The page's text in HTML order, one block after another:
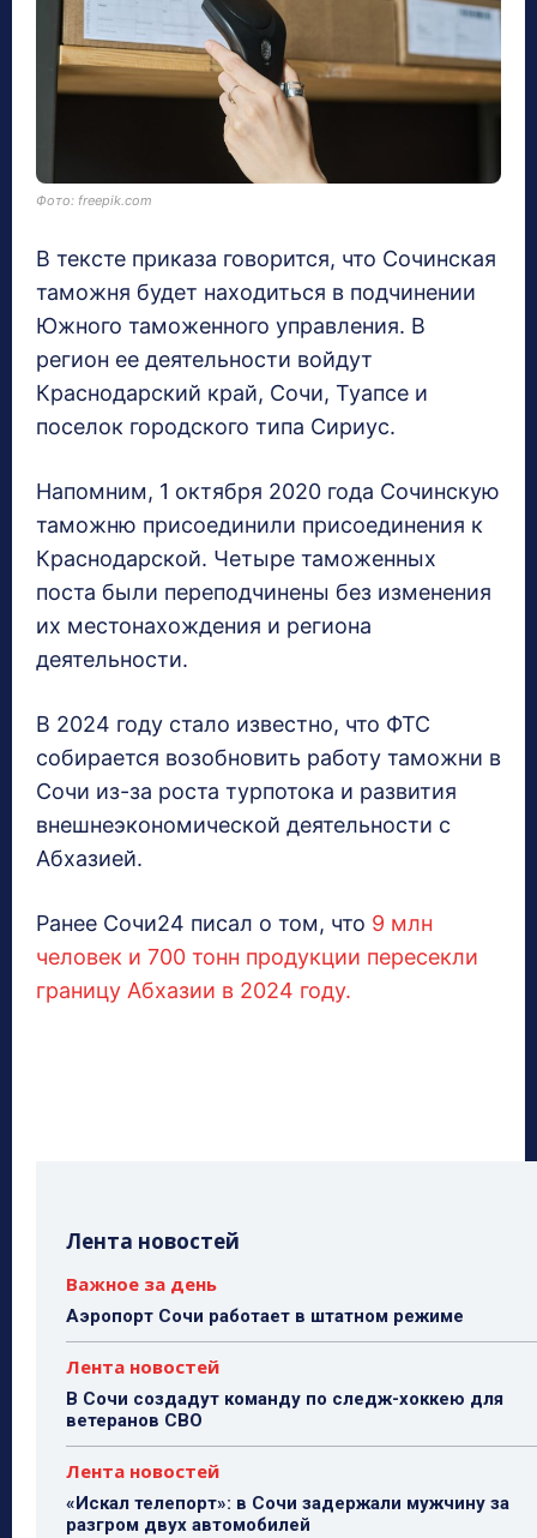
Фото: freepik.com
В тексте приказа говорится, что Сочинская
таможня будет находиться в подчинении
Южного таможенного управления. В
регион ее деятельности войдут
Краснодарский край, Сочи, Туапсе и
поселок городского типа Сириус.
Напомним, 1 октября 2020 года Сочинскую
таможню присоединили присоединения к
Краснодарской. Четыре таможенных
поста были переподчинены без изменения
их местонахождения и региона
деятельности.
В 2024 году стало известно, что ФТС
собирается возобновить работу таможни в
Сочи из-за роста турпотока и развития
внешнеэкономической деятельности с
Абхазией.
Ранее Сочи24 писал о том, что 9 млн
человек и 700 тонн продукции пересекли
границу Абхазии в 2024 году.
Лента новостей
Важное за день
Аэропорт Сочи работает в штатном режиме
Лента новостей
В Сочи создадут команду по следж-хоккею для
ветеранов СВО
Лента новостей
«Искал телепорт»: в Сочи задержали мужчину за
разгром двух автомобилей